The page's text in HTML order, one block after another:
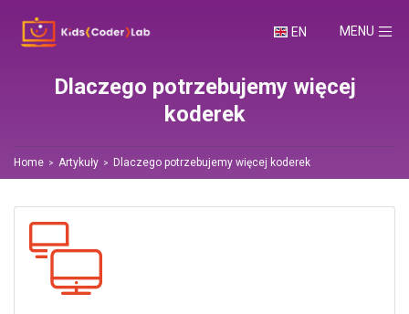
EN TOGGLE
MENU
Dlaczego potrzebujemy więcej
koderek
Home Artykuły Dlaczego potrzebujemy więcej koderek